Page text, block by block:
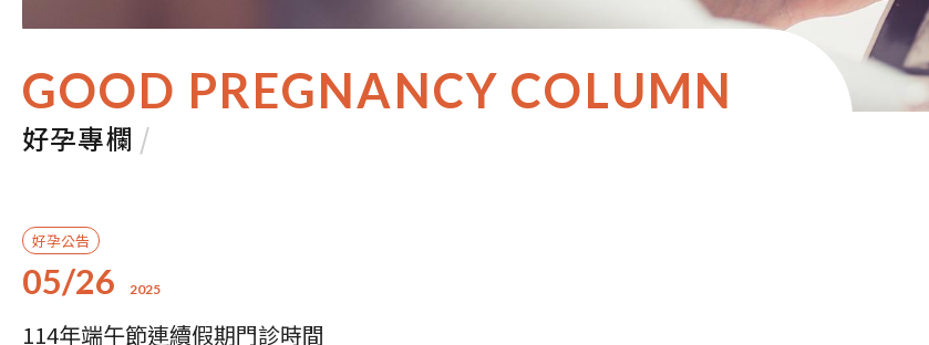
GOOD PREGNANCY COLUMN
好孕專欄 /
好孕公告
05/26 2025
114年端午節連續假期門診時間